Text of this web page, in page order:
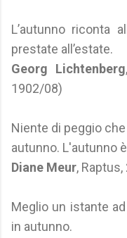
L’autunno riconta
prestate all’estate.
Georg Lichtenberg
1902/08)
Niente di peggio
autunno. L'autunno
Diane Meur,
Meglio un istante
in autunno.